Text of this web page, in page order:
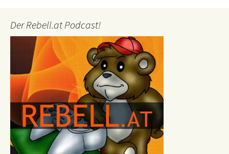
Der Rebell.at Podcast!